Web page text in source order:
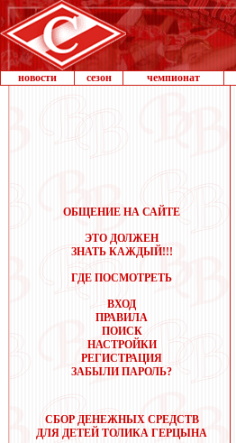
новости сезон чемпионат
ОБЩЕНИЕ НА САЙТЕ
ЭТО ДОЛЖЕН
ЗНАТЬ КАЖДЫЙ!!!
ГДЕ ПОСМОТРЕТЬ
ВХОД
ПРАВИЛА
ПОИСК
НАСТРОЙКИ
РЕГИСТРАЦИЯ
ЗАБЫЛИ ПАРОЛЬ?
СБОР ДЕНЕЖНЫХ СРЕДСТВ
ДЛЯ ДЕТЕЙ ТОЛИКА ГЕРЦЫНА